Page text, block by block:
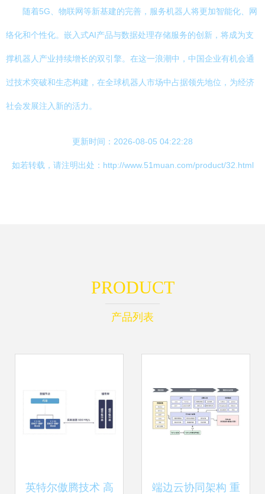
随着5G、物联网等新基建的完善，服务机器人将更加智能化、网
络化和个性化。嵌入式AI产品与数据处理存储服务的创新，将成为支
撑机器人产业持续增长的双引擎。在这一浪潮中，中国企业有机会通
过技术突破和生态构建，在全球机器人市场中占据领先地位，为经济
社会发展注入新的活力。
更新时间：2026-08-05 04:22:28
如若转载，请注明出处：http://www.51muan.com/product/32.html
PRODUCT
产品列表
英特尔傲腾技术 高 端边云协同架构 重